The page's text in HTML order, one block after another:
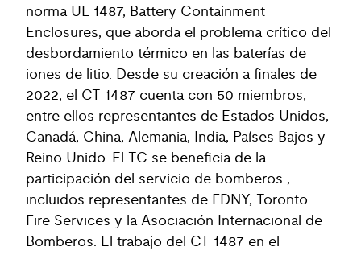
norma UL 1487, Battery Containment
Enclosures, que aborda el problema crítico del
desbordamiento térmico en las baterías de
iones de litio. Desde su creación a finales de
2022, el CT 1487 cuenta con 50 miembros,
entre ellos representantes de Estados Unidos,
Canadá, China, Alemania, India, Países Bajos y
Reino Unido. El TC se beneficia de la
participación del servicio de bomberos ,
incluidos representantes de FDNY, Toronto
Fire Services y la Asociación Internacional de
Bomberos. El trabajo del CT 1487 en el